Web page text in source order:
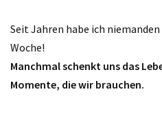
Seit Jahren habe ich
Woche!
Manchmal schenkt uns das
Momente, die wir brauchen.